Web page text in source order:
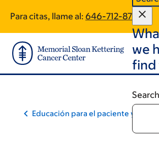
main
content
footer
Para citas, llame al: 646-712-8716
we
find
Search
Educación para el paciente y la